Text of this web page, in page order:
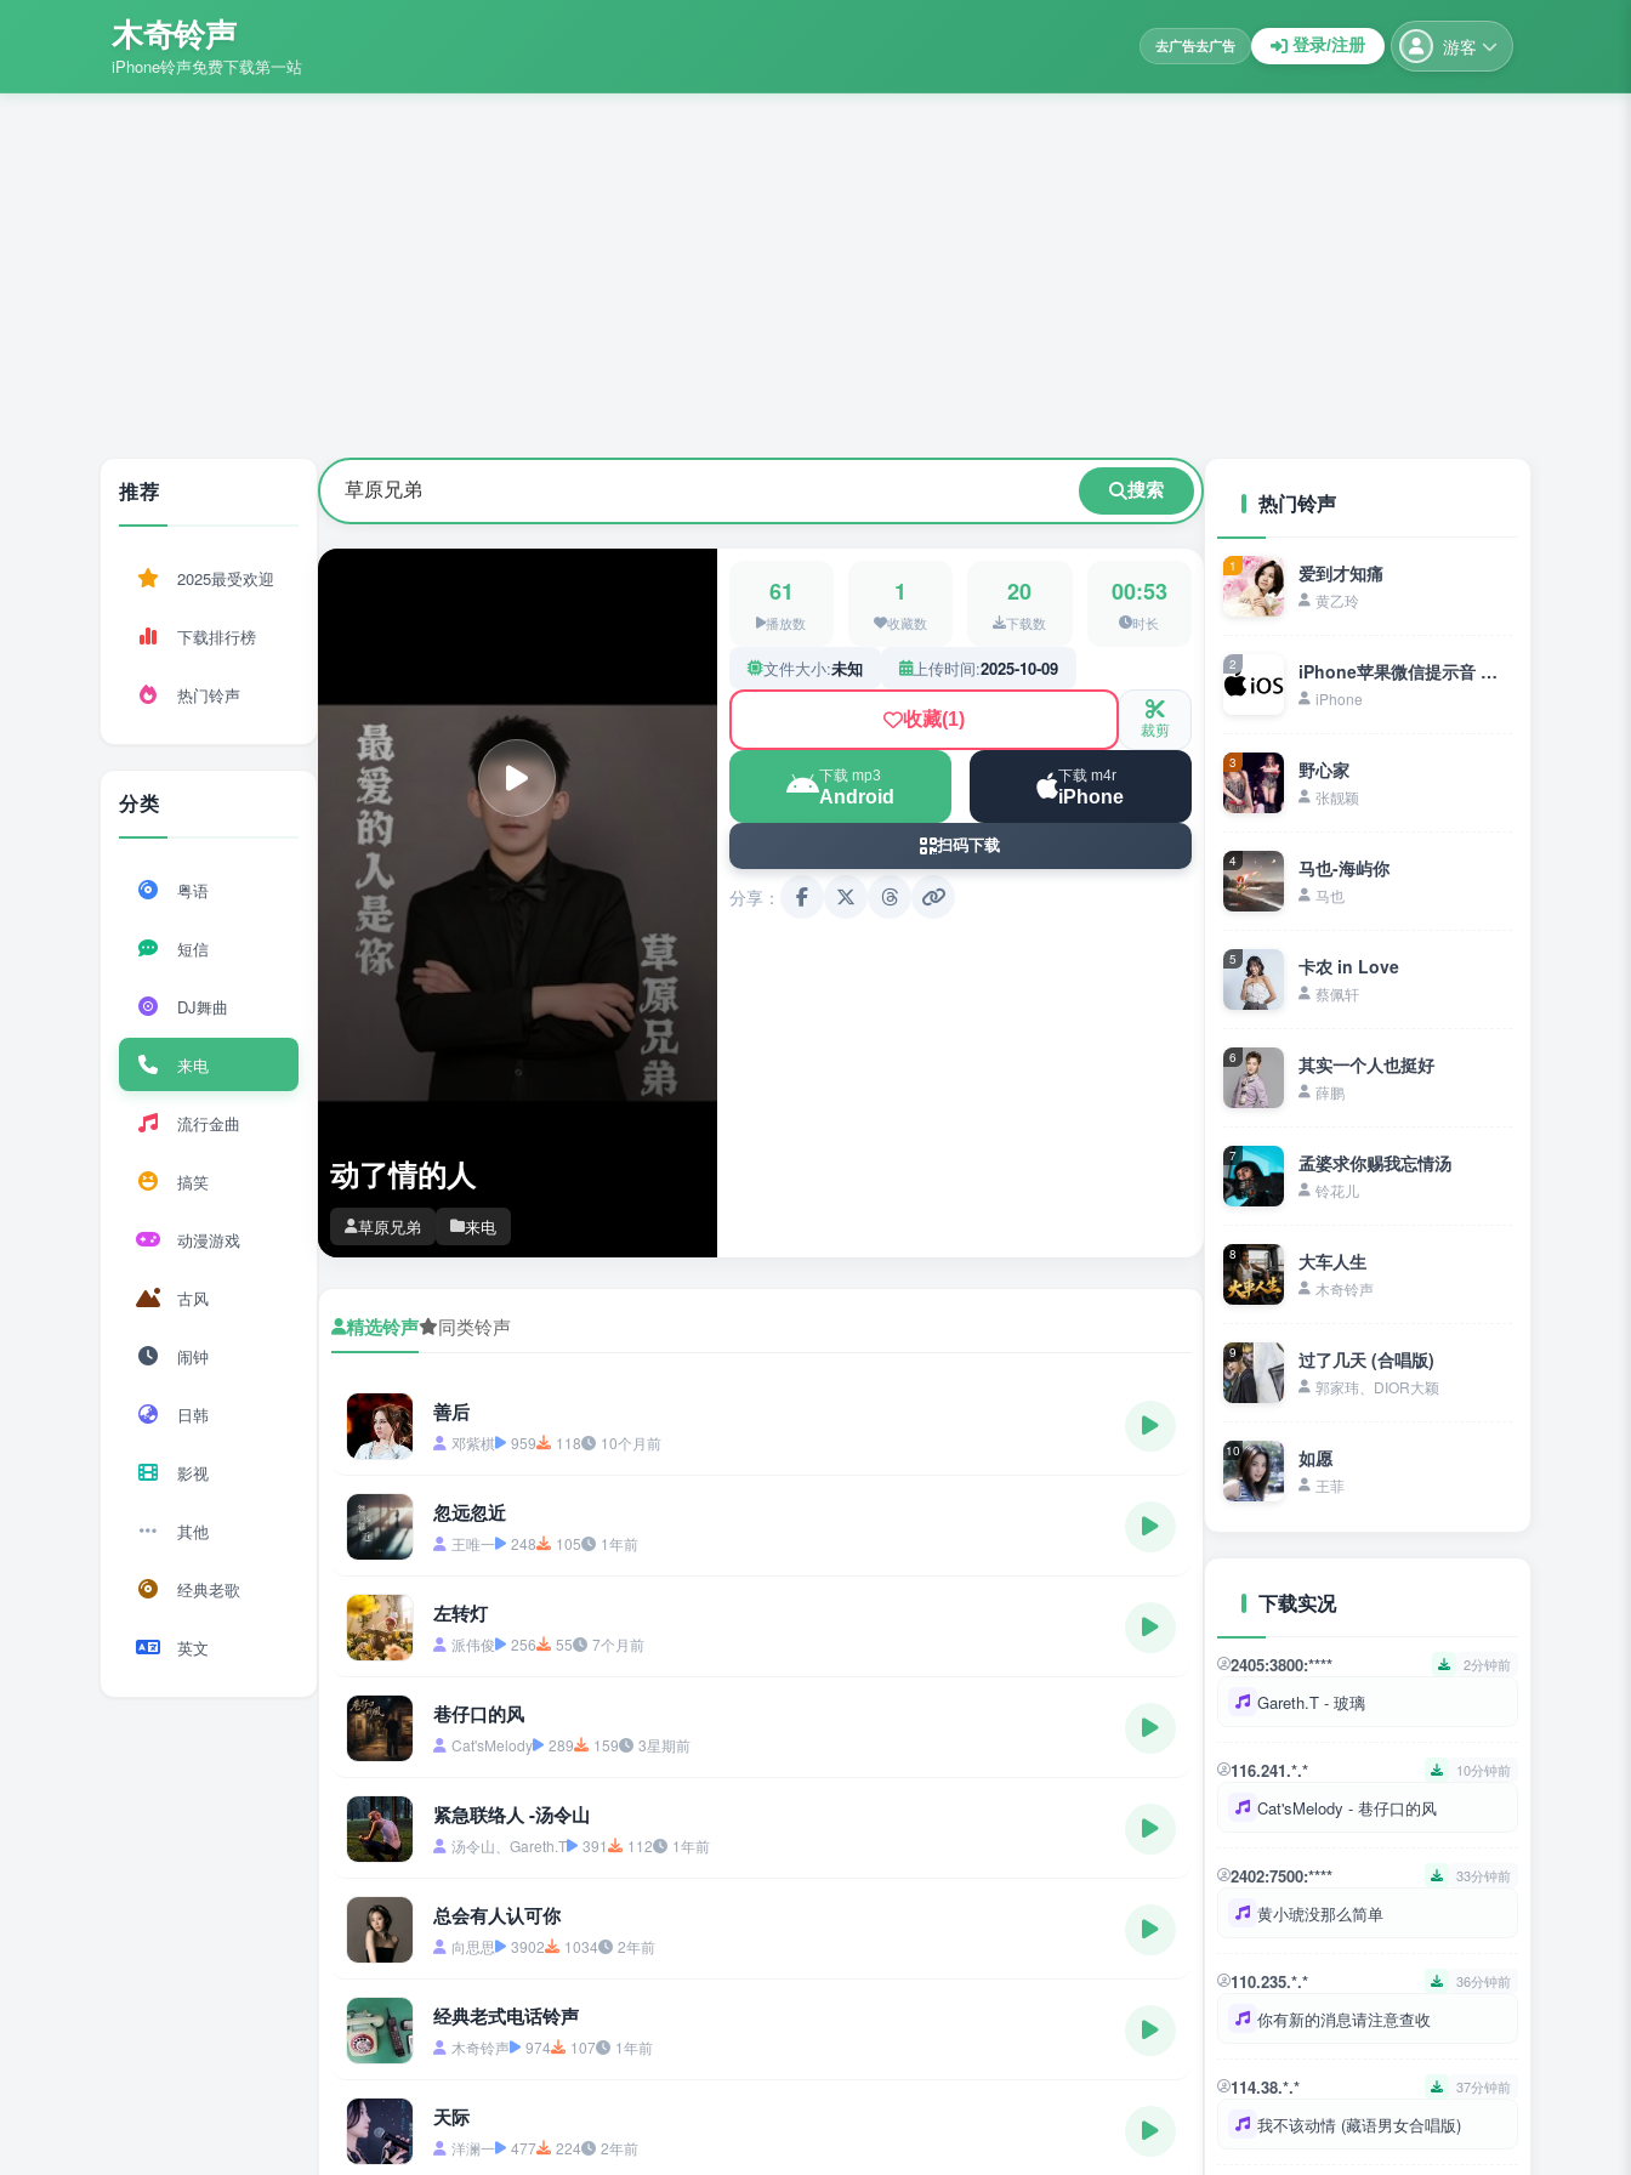
木奇铃声
iPhone铃声免费下载第一站
去广告去广告 登录/注册 游客
推荐
2025最受欢迎
下载排行榜
热门铃声
分类
粤语
短信
DJ舞曲
来电
流行金曲
搞笑
动漫游戏
古风
闹钟
日韩
影视
其他
经典老歌
英文
搜索
动了情的人
草原兄弟 来电
61
播放数
1
收藏数
20
下载数
00:53
时长
文件大小:未知 上传时间:2025-10-09
收藏(1) 裁剪
下载 mp3
Android
下载 m4r
iPhone
扫码下载
分享：
精选铃声 同类铃声
善后
邓紫棋 959 118 10个月前
忽远忽近
王唯一 248 105 1年前
左转灯
派伟俊 256 55 7个月前
巷仔口的风
Cat'sMelody 289 159 3星期前
紧急联络人 -汤令山
汤令山、Gareth.T 391 112 1年前
总会有人认可你
向思思 3902 1034 2年前
经典老式电话铃声
木奇铃声 974 107 1年前
天际
洋澜一 477 224 2年前
热门铃声
1 爱到才知痛
黄乙玲
2 iPhone苹果微信提示音 三全音（指尖音乐）
iPhone
3 野心家
张靓颖
4 马也-海屿你
马也
5 卡农 in Love
蔡佩轩
6 其实一个人也挺好
薛鹏
7 孟婆求你赐我忘情汤
铃花儿
8 大车人生
木奇铃声
9 过了几天 (合唱版)
郭家玮、DIOR大颖
10 如愿
王菲
下载实况
2405:3800:**** 2分钟前
Gareth.T - 玻璃
116.241.*.* 10分钟前
Cat'sMelody - 巷仔口的风
2402:7500:**** 33分钟前
黄小琥没那么简单
110.235.*.* 36分钟前
你有新的消息请注意查收
114.38.*.* 37分钟前
我不该动情 (藏语男女合唱版)